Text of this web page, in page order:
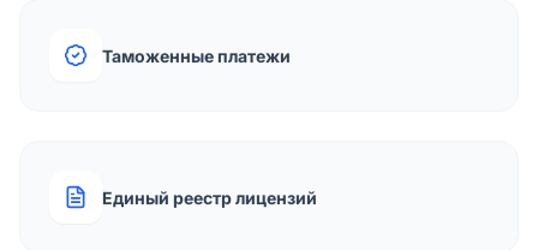
Таможенные платежи
Единый реестр лицензий